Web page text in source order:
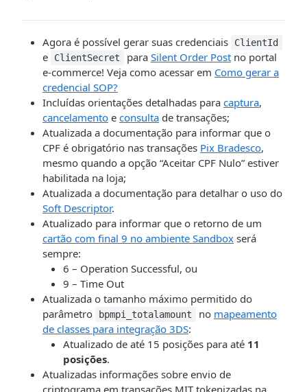
Agora é possível gerar suas credenciais ClientId
e ClientSecret para Silent Order Postno portal
e-commerce! Veja como acessar em Como gerar a
credencial SOP?
Incluídas orientações detalhadas para captura,
cancelamento e consulta de transações;
Atualizada a documentação para informar que o
CPF é obrigatório nas transações Pix Bradesco,
mesmo quando a opção “Aceitar CPF Nulo” estiver
habilitada na loja;
Atualizada a documentação para detalhar o uso do
Soft Descriptor.
Atualizado para informar que o retorno de um
cartão com final 9 no ambiente Sandbox será
sempre:
6 – Operation Successful, ou
9 – Time Out
Atualizada o tamanho máximo permitido do
parâmetro
bpmpi_totalamount no mapeamento
de classes para integração 3DS:
Atualizado de até 15 posições para até 11
posições.
Atualizadas informações sobre envio de
criptograma em transações MIT tokenizadas na